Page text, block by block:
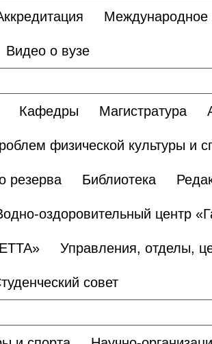
Международное
Видео о вузе
Кафедры Магистратура
физической культуры и
резерва Библиотека
оздоровительный центр
Управления, отделы,
совет